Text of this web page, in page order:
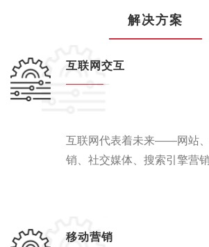
解决方案
互联网交互
互联网代表着未来——网站
销、社交媒体、搜索引擎营销
移动营销